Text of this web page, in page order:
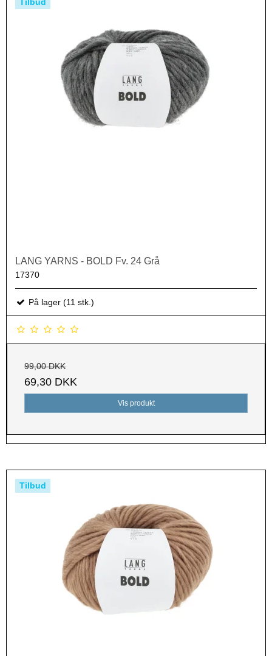
Tilbud
LANG YARNS - BOLD Fv. 24 Grå
17370
På lager (11 stk.)
99,00 DKK
69,30 DKK
Vis produkt
Tilbud